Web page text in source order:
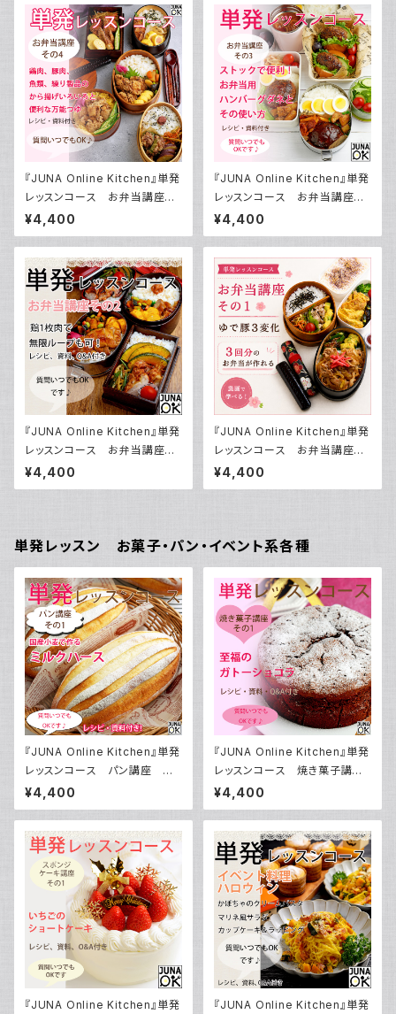
『JUNA Online Kitchen』単発
レッスンコース お弁当講座
その4 から揚げ弁当いろいろ
～鶏肉、豚肉、魚類、練り製品を
弁当につかえる万能つゆ 7：1：
1～／動画ダウンロード付き！
¥4,400
『JUNA Online Kitchen』単発
レッスンコース お弁当講座
その3 ストックで便利！ お弁当
用 ハンバーグダネと その使い
¥4,400
『JUNA Online Kitchen』単発
レッスンコース お弁当講座
その2 鶏1枚肉の扱い方をレク
チャー／動画ダウンロード付き！
¥4,400
『JUNA Online Kitchen』単発
レッスンコース お弁当講座
その1 ゆで豚3変化で3回分の
お弁当が作れる／動画ダウンロ
¥4,400
単発レッスン お菓子・パン・イベント系各種
『JUNA Online Kitchen』単発
レッスンコース パン講座 そ
の1 国産小麦で作るミルクハ
ース／動画ダウンロード付き！
¥4,400
『JUNA Online Kitchen』単発
レッスンコース 焼き菓子講座
その1 「至福のガトーショコラ」
／動画ダウンロード付き！
¥4,400
『JUNA Online Kitchen』単発 『JUNA Online Kitchen』単発